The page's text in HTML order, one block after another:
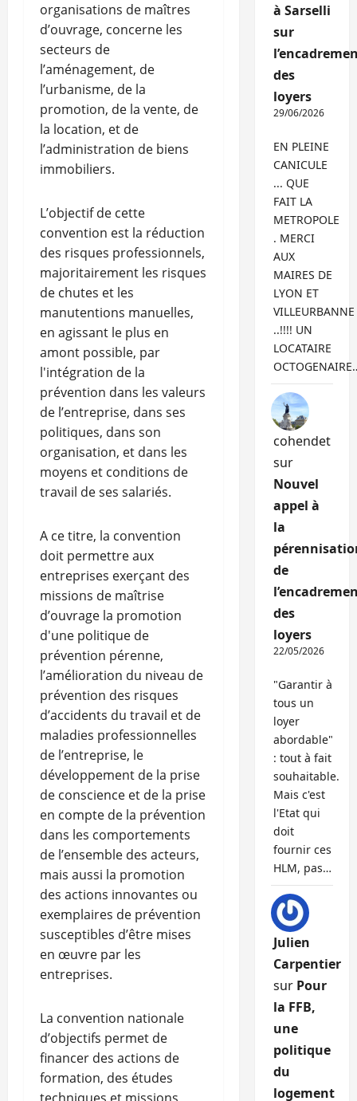
organisations de maîtres
d’ouvrage, concerne les
secteurs de
l’aménagement, de
l’urbanisme, de la
promotion, de la vente, de
la location, et de
l’administration de biens
immobiliers.
L’objectif de cette
convention est la réduction
des risques professionnels,
majoritairement les risques
de chutes et les
manutentions manuelles,
en agissant le plus en
amont possible, par
l'intégration de la
prévention dans les valeurs
de l’entreprise, dans ses
politiques, dans son
organisation, et dans les
moyens et conditions de
travail de ses salariés.
A ce titre, la convention
doit permettre aux
entreprises exerçant des
missions de maîtrise
d’ouvrage la promotion
d'une politique de
prévention pérenne,
l’amélioration du niveau de
prévention des risques
d’accidents du travail et de
maladies professionnelles
de l’entreprise, le
développement de la prise
de conscience et de la prise
en compte de la prévention
dans les comportements
de l’ensemble des acteurs,
mais aussi la promotion
des actions innovantes ou
exemplaires de prévention
susceptibles d’être mises
en œuvre par les
entreprises.
La convention nationale
d’objectifs permet de
financer des actions de
formation, des études
à Sarselli
sur
des
loyers
29/06/2026
EN PLEINE
CANICULE
... QUE
FAIT LA
METROPOLE
. MERCI
AUX
MAIRES DE
LYON ET
VILLEURBANNE
..!!!! UN
LOCATAIRE
cohendet
sur
Nouvel
appel à
la
de
des
loyers
22/05/2026
"Garantir à
tous un
loyer
abordable"
: tout à fait
souhaitable.
Mais c'est
l'Etat qui
doit
fournir ces
HLM, pas…
Julien
Carpentier
sur Pour
la FFB,
une
politique
du
logement